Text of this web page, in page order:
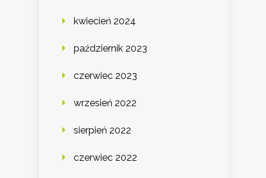
kwiecień 2024
październik 2023
czerwiec 2023
wrzesień 2022
sierpień 2022
czerwiec 2022